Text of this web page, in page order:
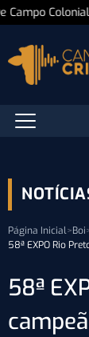
Campo Colonial
Página Inicial>Boi
58ª EXPO Rio
58ª